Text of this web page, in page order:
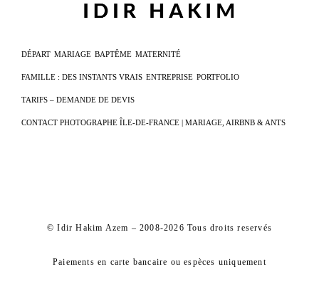
DÉPART MARIAGE BAPTÊME MATERNITÉ
FAMILLE : DES INSTANTS VRAIS ENTREPRISE PORTFOLIO
TARIFS – DEMANDE DE DEVIS
CONTACT PHOTOGRAPHE ÎLE-DE-FRANCE | MARIAGE, AIRBNB & ANTS
© Idir Hakim Azem – 2008-2026 Tous droits reservés
Paiements en carte bancaire ou espèces uniquement